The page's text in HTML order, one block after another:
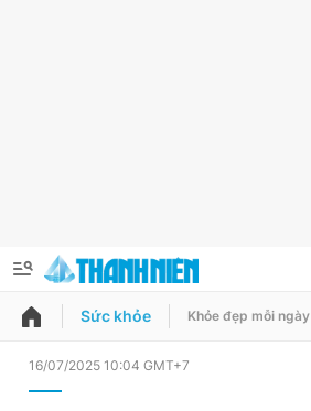
QUẢNG CÁO ĐẶT BÁO
Sức khỏe Khỏe đẹp mỗi ngày
16/07/2025 10:04 GMT+7